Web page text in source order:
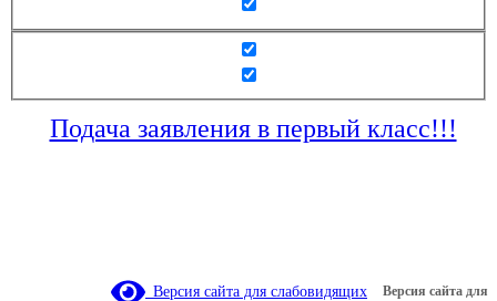
Подача заявления в первый класс!!!
Версия сайта для слабовидящих Версия сайта для